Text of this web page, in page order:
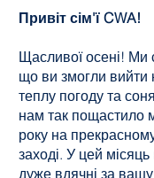
Привіт сім'ї CWA!
Щасливої осені! Ми
що ви змогли
теплу погоду та
нам так пощастило
року на
заході. У цей
дуже вдячні за вашу